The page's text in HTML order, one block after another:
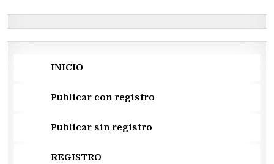
INICIO
Publicar con registro
Publicar sin registro
REGISTRO